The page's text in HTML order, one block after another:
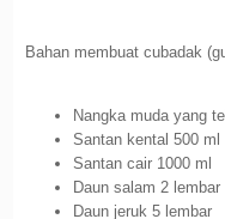
Bahan membuat cubadak
Nangka muda yang
Santan kental 500 ml
Santan cair 1000 ml
Daun salam 2 lembar
Daun jeruk 5 lembar